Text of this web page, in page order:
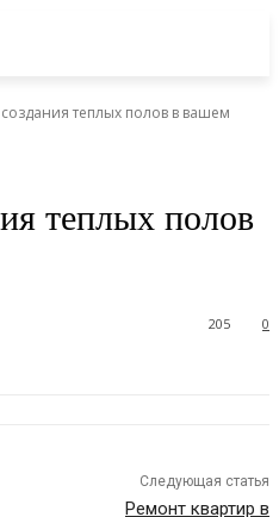
теплых полов в вашем
теплых полов
0
205
Следующая статья
Ремонт квартир в